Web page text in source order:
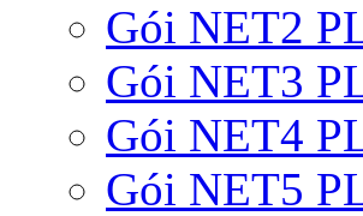
Gói NET2
Gói NET3
Gói NET4
Gói NET5